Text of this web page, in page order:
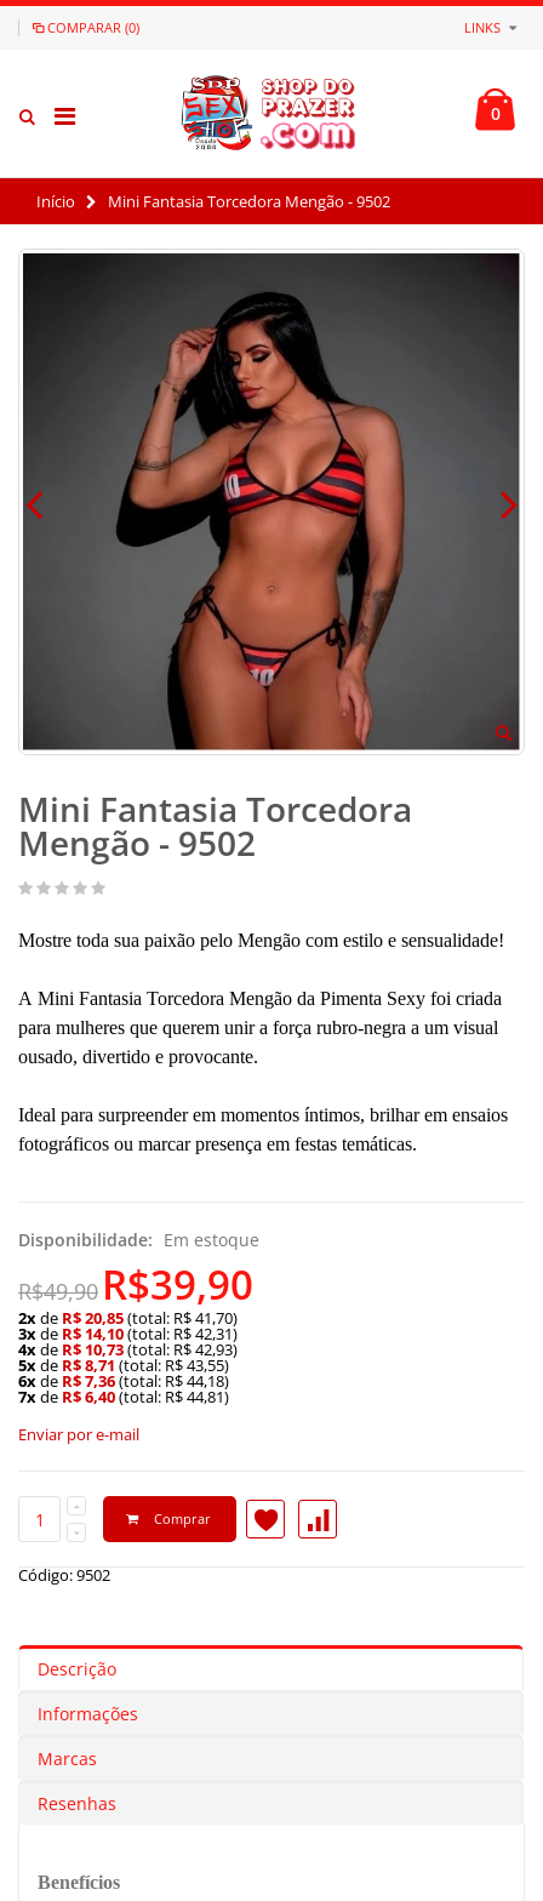
COMPARAR (0) LINKS
0
Início Mini Fantasia Torcedora Mengão - 9502
Mini Fantasia Torcedora
Mengão - 9502
Mostre toda sua paixão pelo Mengão com estilo e sensualidade!
A Mini Fantasia Torcedora Mengão da Pimenta Sexy foi criada
para mulheres que querem unir a força rubro-negra a um visual
ousado, divertido e provocante.
Ideal para surpreender em momentos íntimos, brilhar em ensaios
fotográficos ou marcar presença em festas temáticas.
Disponibilidade: Em estoque
R$49,90 R$39,90
2xde R$ 20,85(total: R$ 41,70)
3xde R$ 14,10(total: R$ 42,31)
4xde R$ 10,73(total: R$ 42,93)
5xde R$ 8,71 (total: R$ 43,55)
6xde R$ 7,36(total: R$ 44,18)
7xde R$ 6,40(total: R$ 44,81)
Enviar por e-mail
Comprar
Código: 9502
Descrição
Informações
Marcas
Resenhas
Benefícios